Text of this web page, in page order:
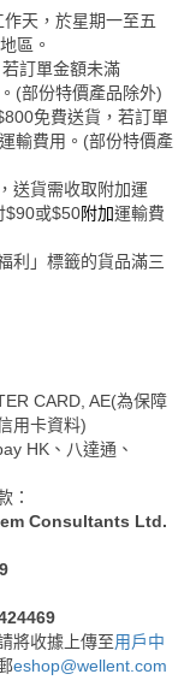
天，於星期一至五
區。
訂單金額未滿
(部份特價產品除外)
免費送貨，若訂單
輸費用。(部份特價產
送貨需收取附加運
$90或$50附加運輸費
利」標籤的貨品滿三
CARD, AE(為保障
用卡資料)
HK、八達通、
：
Consultants Ltd.
將收據上傳至用戶中
eshop@wellent.com